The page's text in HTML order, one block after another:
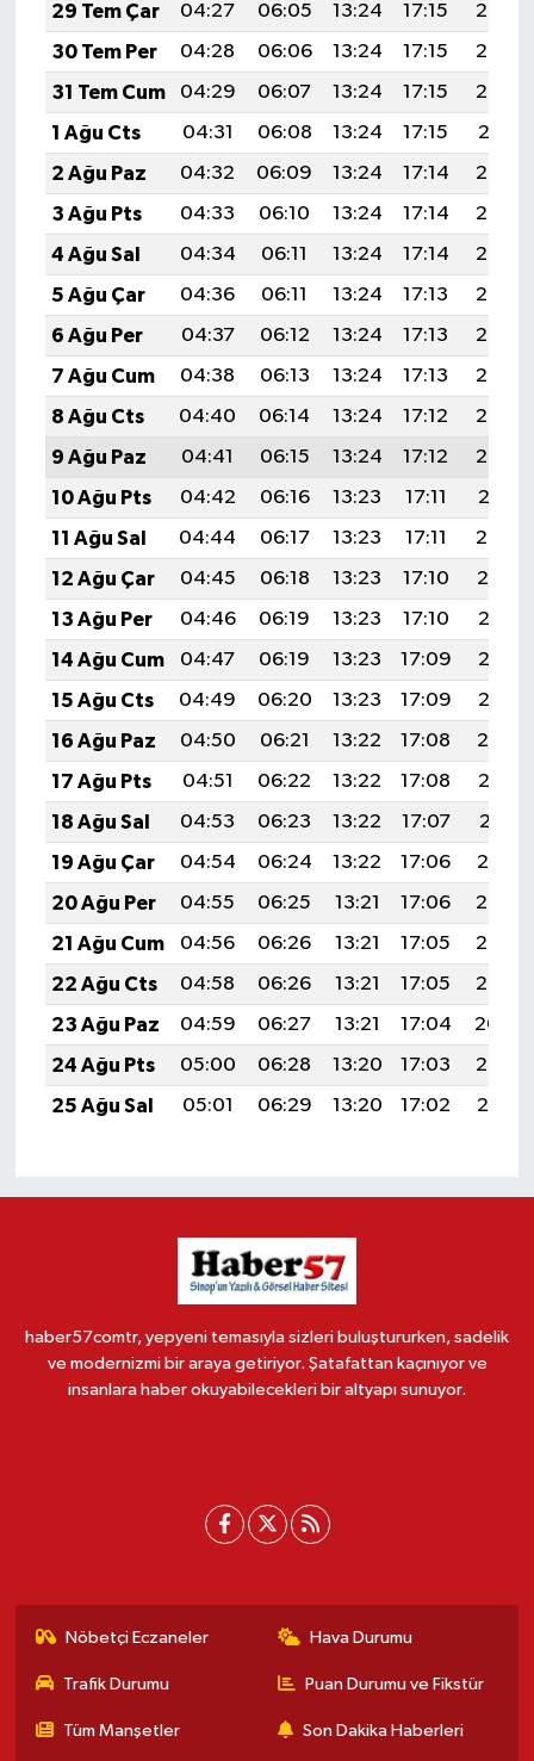
29 Tem Çar
04:27 06:05 13:24 17:15
20:34
30 Tem Per
04:28 06:06 13:24 17:15
20:33
31 Tem Cum
04:29 06:07 13:24 17:15
20:32
1 Ağu Cts
04:31 06:08 13:24 17:15
20:31
2 Ağu Paz
04:32 06:09 13:24 17:14
20:30
3 Ağu Pts
04:33 06:10 13:24 17:14
20:29
4 Ağu Sal
04:34 06:11 13:24 17:14
20:28
5 Ağu Çar
04:36 06:11 13:24 17:13
20:27
6 Ağu Per
04:37 06:12 13:24 17:13
20:26
7 Ağu Cum
04:38 06:13 13:24 17:13
20:24
8 Ağu Cts
04:40 06:14 13:24 17:12
20:23
9 Ağu Paz
04:41 06:15 13:24 17:12
20:22
10 Ağu Pts
04:42 06:16 13:23 17:11
20:21
11 Ağu Sal
04:44 06:17 13:23 17:11
20:20
12 Ağu Çar
04:45 06:18 13:23 17:10
20:19
13 Ağu Per
04:46 06:19 13:23 17:10
20:17
14 Ağu Cum
04:47 06:19 13:23 17:09
20:16
15 Ağu Cts
04:49 06:20 13:23 17:09
20:15
16 Ağu Paz
04:50 06:21 13:22 17:08
20:14
17 Ağu Pts
04:51 06:22 13:22 17:08
20:12
18 Ağu Sal
04:53 06:23 13:22 17:07
20:11
19 Ağu Çar
04:54 06:24 13:22 17:06
20:10
20 Ağu Per
04:55 06:25 13:21 17:06
20:08
21 Ağu Cum
04:56 06:26 13:21 17:05
20:07
22 Ağu Cts
04:58 06:26 13:21 17:05
20:06
23 Ağu Paz
04:59 06:27 13:21 17:04
20:04
24 Ağu Pts
05:00 06:28 13:20 17:03
20:03
25 Ağu Sal
05:01 06:29 13:20 17:02 20:01
haber57comtr, yepyeni temasıyla sizleri buluştururken, sadelik
ve modernizmi bir araya getiriyor. Şatafattan kaçınıyor ve
insanlara haber okuyabilecekleri bir altyapı sunuyor.
Nöbetçi Eczaneler Hava Durumu
Trafik Durumu Puan Durumu ve Fikstür
Tüm Manşetler Son Dakika Haberleri